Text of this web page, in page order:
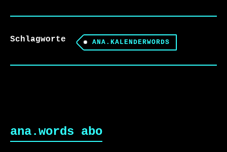
Schlagworte ANA.KALENDERWORDS
ana.words abo